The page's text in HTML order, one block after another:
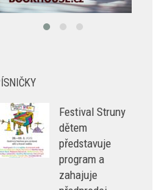
PÍSNIČKY
Festival Struny
dětem
představuje
program a